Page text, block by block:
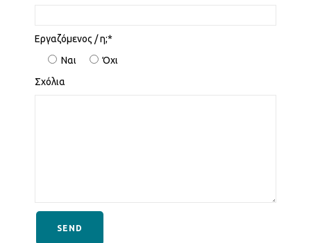
Εργαζόμενος / η;*
Ναι
Όχι
Σχόλια